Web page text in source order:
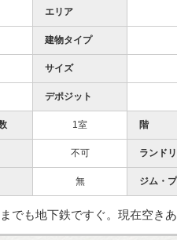
エリア
建物タイプ
サイズ
デポジット
1室 階
不可 ランド
無 ジム・
でも地下鉄ですぐ。現在空きあ